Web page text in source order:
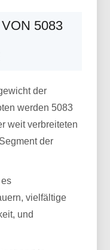
5083
der
werden 5083
weit verbreiteten
der
vielfältige
und